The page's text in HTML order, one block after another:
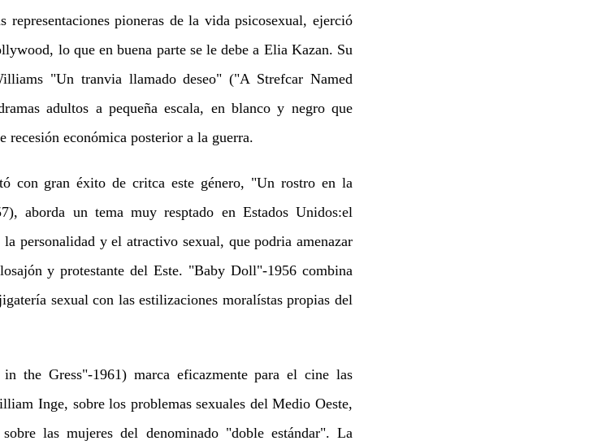
representaciones pioneras de la vida psicosexual, ejerció
lo que en buena parte se le debe a Elia Kazan. Su
"Un tranvia llamado deseo" ("A Strefcar Named
adultos a pequeña escala, en blanco y negro que
recesión económica posterior a la guerra.
con gran éxito de critca este género, "Un rostro en la
aborda un tema muy resptado en Estados Unidos:el
personalidad y el atractivo sexual, que podria amenazar
y protestante del Este. "Baby Doll"-1956 combina
sexual con las estilizaciones moralístas propias del
the Gress"-1961) marca eficazmente para el cine las
Inge, sobre los problemas sexuales del Medio Oeste,
las mujeres del denominado "doble estándar". La